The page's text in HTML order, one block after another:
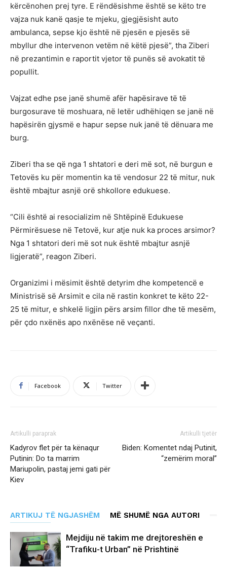
kërcënohen prej tyre. E rëndësishme është se këto tre
vajza nuk kanë qasje te mjeku, gjegjësisht auto
ambulanca, sepse kjo është në pjesën e pjesës së
mbyllur dhe intervenon vetëm në këtë pjesë”, tha Ziberi
në prezantimin e raportit vjetor të punës së avokatit të
popullit.
Vajzat edhe pse janë shumë afër hapësirave të të
burgosurave të moshuara, në letër udhëhiqen se janë në
hapësirën gjysmë e hapur sepse nuk janë të dënuara me
burg.
Ziberi tha se që nga 1 shtatori e deri më sot, në burgun e
Tetovës ku për momentin ka të vendosur 22 të mitur, nuk
është mbajtur asnjë orë shkollore edukuese.
“Cili është ai resocializim në Shtëpinë Edukuese
Përmirësuese në Tetovë, kur atje nuk ka proces arsimor?
Nga 1 shtatori deri më sot nuk është mbajtur asnjë
ligjeratë”, reagon Ziberi.
Organizimi i mësimit është detyrim dhe kompetencë e
Ministrisë së Arsimit e cila në rastin konkret te këto 22-
25 të mitur, e shkelë ligjin përs arsim fillor dhe të mesëm,
për çdo nxënës apo nxënëse në veçanti.
Facebook Twitter
Artikulli paraprak
Kadyrov flet për ta kënaqur
Putinin: Do ta marrim
Mariupolin, pastaj jemi gati për
Kiev
Artikulli tjetër
Biden: Komentet ndaj Putinit,
“zemërim moral”
ARTIKUJ TË NGJASHËM MË SHUMË NGA AUTORI
Mejdiju në takim me drejtoreshën e
“Trafiku-t Urban” në Prishtinë